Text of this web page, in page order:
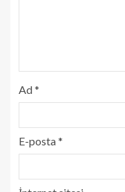
Ad*
E-posta*